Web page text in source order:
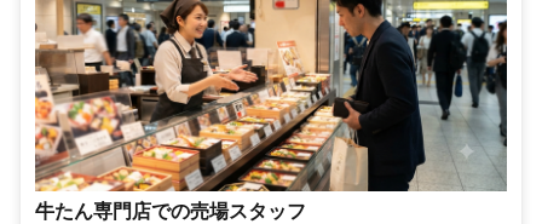
牛たん専門店での売場スタッフ